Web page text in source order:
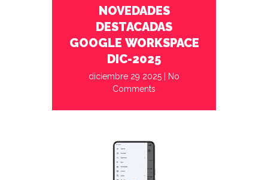
NOVEDADES
DESTACADAS
GOOGLE WORKSPACE
DIC-2025
diciembre 29 2025
No
Comments